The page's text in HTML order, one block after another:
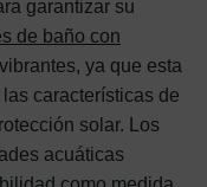
garantizar su
de baño con
ya que esta
características de
solar. Los
acuáticas